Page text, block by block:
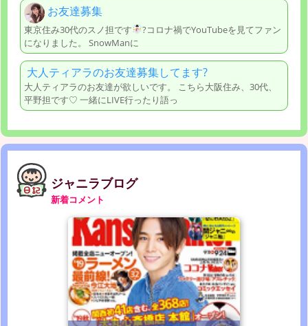
お友達募集
東京住み30代のスノ担です
?コロナ禍でYouTubeを見てファン
になりました。 SnowManに
大人ティアラのお友達募集してます?
大人ティアラのお友達が欲しいです。 こちら大阪住み、30代、
平野担です♡ 一緒にLIVE行ったり語っ
ジャニラブログ
新着コメント